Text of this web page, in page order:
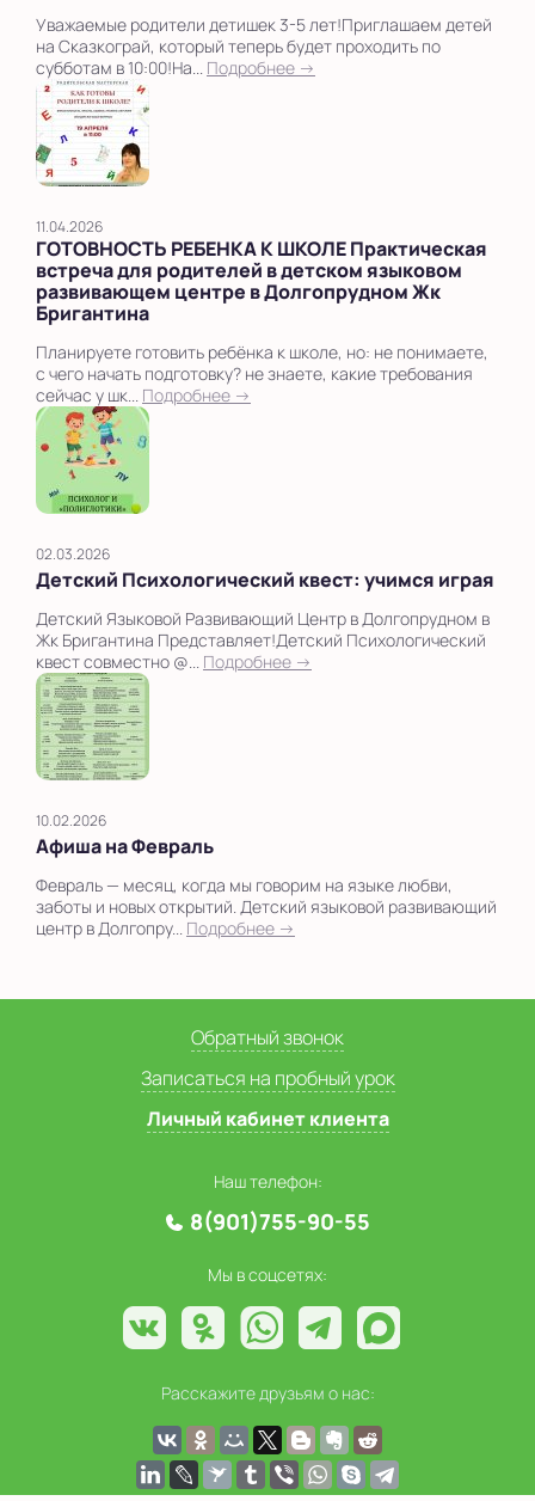
Уважаемые родители детишек 3-5 лет!Приглашаем детей
на Сказкограй, который теперь будет проходить по
субботам в 10:00!На... Подробнее →
11.04.2026
ГОТОВНОСТЬ РЕБЕНКА К ШКОЛЕ Практическая
встреча для родителей в детском языковом
развивающем центре в Долгопрудном Жк
Бригантина
Планируете готовить ребёнка к школе, но: не понимаете,
с чего начать подготовку? не знаете, какие требования
сейчас у шк... Подробнее →
02.03.2026
Детский Психологический квест: учимся играя
Детский Языковой Развивающий Центр в Долгопрудном в
Жк Бригантина Представляет!Детский Психологический
квест совместно @... Подробнее →
10.02.2026
Афиша на Февраль
Февраль — месяц, когда мы говорим на языке любви,
заботы и новых открытий. Детский языковой развивающий
центр в Долгопру... Подробнее →
Обратный звонок
Записаться на пробный урок
Личный кабинет клиента
Наш телефон:
8(901)755-90-55
Мы в соцсетях:
Расскажите друзьям о нас: